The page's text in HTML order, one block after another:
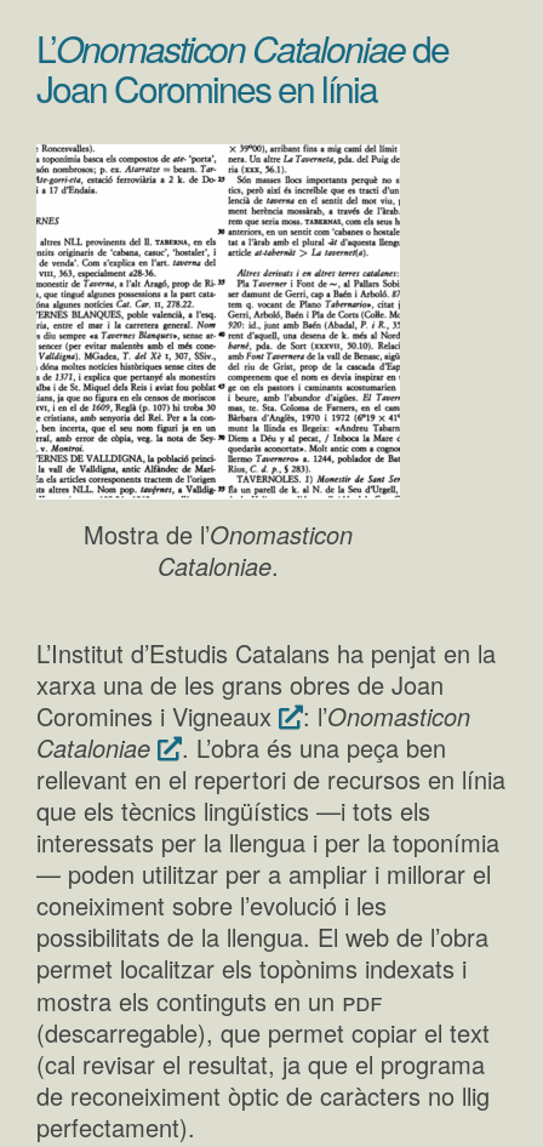
L’Onomasticon Cataloniaede
Joan Coromines en línia
Mostra de l’Onomasticon
Cataloniae.
L’Institut d’Estudis Catalans ha penjat en la
xarxa una de les grans obres de Joan
Coromines i Vigneaux
: l’Onomasticon
Cataloniae
. L’obra és una peça ben
rellevant en el repertori de recursos en línia
que els tècnics lingüístics —i tots els
interessats per la llengua i per la toponímia
— poden utilitzar per a ampliar i millorar el
coneiximent sobre l’evolució i les
possibilitats de la llengua. El web de l’obra
permet localitzar els topònims indexats i
mostra els continguts en un pdf
(descarregable), que permet copiar el text
(cal revisar el resultat, ja que el programa
de reconeiximent òptic de caràcters no llig
perfectament).